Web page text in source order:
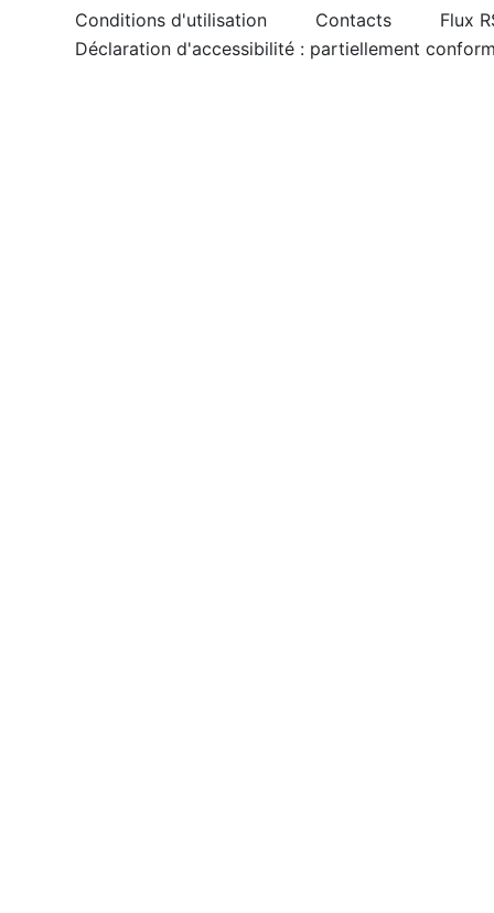
Conditions d'utilisation Contacts
Flux
Déclaration d'accessibilité : partiellement